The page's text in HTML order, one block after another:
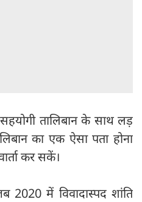
तालिबान के साथ लड़
का एक ऐसा पता होना
कर सकें।
2020 में विवादास्पद शांति